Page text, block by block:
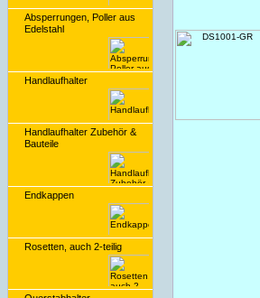
Absperrungen, Poller aus
Edelstahl
Handlaufhalter
Handlaufhalter Zubehör &
Bauteile
Endkappen
Rosetten, auch 2-teilig